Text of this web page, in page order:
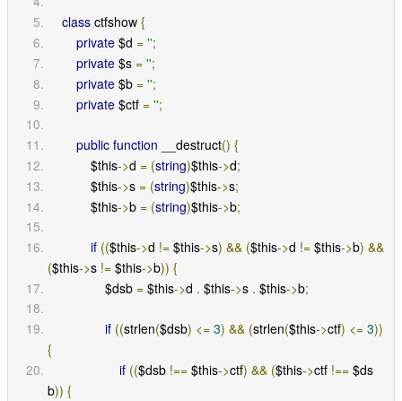
class ctfshow {
private $d = '';
private $s = '';
private $b = '';
private $ctf = '';
public function __destruct() {
            $this
->d = (string)$this->d;
            $this
->s = (string)$this->s;
            $this
->b = (string)$this->b;
if (($this->d != $this->s) && ($this->d != $this->b) &&
($this->s != $this->b)) {
                $dsb
= $this->d . $this->s . $this->b;
if ((strlen($dsb) <= 3) && (strlen($this->ctf) <= 3))
{
if (($dsb !== $this->ctf) && ($this->ctf !== $ds
b)) {